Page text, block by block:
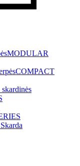
MODULAR
COMPACT